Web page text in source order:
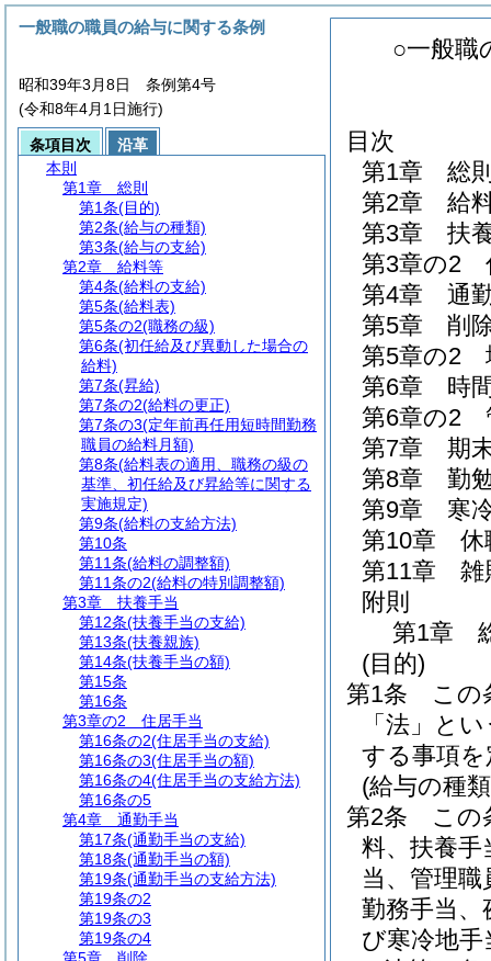
○一般職
目次
第1章
総
第2章
給
第3章
扶
第3章の2
第4章
通
第5章
削
第5章の2
第6章
時
第6章の2
第7章
期
第8章
勤
第9章
寒
第10章
休
第11章
雑
附則
第1章
(目的)
第1条
この
「法」と
する事項
(給与の種
第2条
この
料、扶養手
当、管理
勤務手当、
び寒冷地
一般職の職員の給与に関する条例
昭和39年3月8日 条例第4号
(令和8年4月1日施行)
条項目次
沿革
本則
第1章
総則
第1条(目的)
第2条(給与の種類)
第3条(給与の支給)
第2章
給料等
第4条(給料の支給)
第5条(給料表)
第5条の2(職務の級)
第6条(初任給及び異動した場合の
給料)
第7条(昇給)
第7条の2(給料の更正)
第7条の3(定年前再任用短時間勤務
職員の給料月額)
第8条(給料表の適用、職務の級の
基準、初任給及び昇給等に関する
実施規定)
第9条(給料の支給方法)
第10条
第11条(給料の調整額)
第11条の2(給料の特別調整額)
第3章
扶養手当
第12条(扶養手当の支給)
第13条(扶養親族)
第14条(扶養手当の額)
第15条
第16条
第3章の2
住居手当
第16条の2(住居手当の支給)
第16条の3(住居手当の額)
第16条の4(住居手当の支給方法)
第16条の5
第4章
通勤手当
第17条(通勤手当の支給)
第18条(通勤手当の額)
第19条(通勤手当の支給方法)
第19条の2
第19条の3
第19条の4